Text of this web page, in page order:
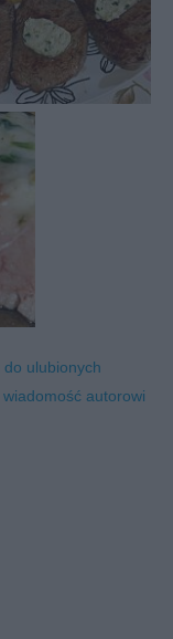
do ulubionych
wiadomość autorowi